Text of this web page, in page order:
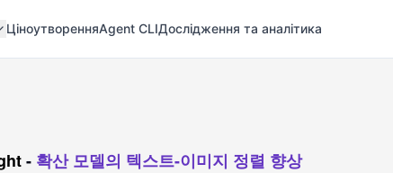
ЦіноутворенняAgent CLIДослідження та аналітика
- 확산 모델의 텍스트-이미지 정렬 향상